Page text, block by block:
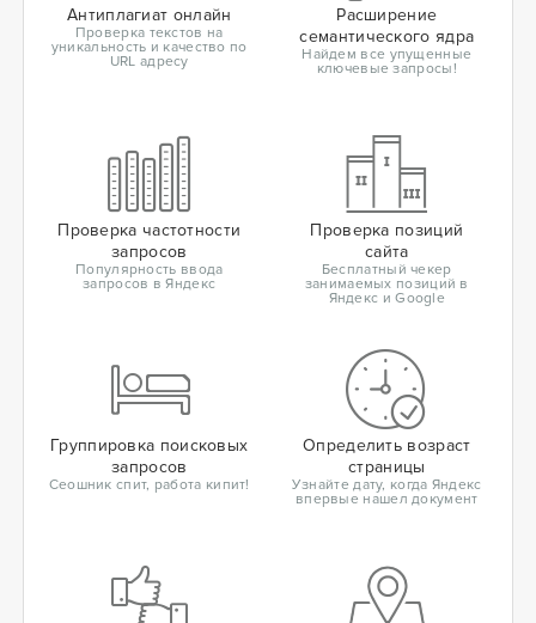
Антиплагиат онлайн
Проверка текстов на
уникальность и качество по
URL адресу
Расширение
семантического ядра
Найдем все упущенные
ключевые запросы!
Проверка частотности
запросов
Популярность ввода
запросов в Яндекс
Проверка позиций
сайта
Бесплатный чекер
занимаемых позиций в
Яндекс и Google
Группировка поисковых
запросов
Сеошник спит, работа кипит!
Определить возраст
страницы
Узнайте дату, когда Яндекс
впервые нашел документ